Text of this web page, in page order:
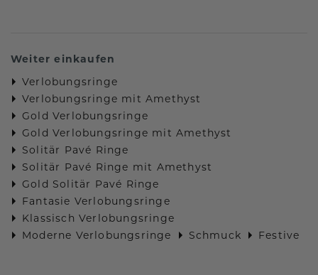
Weiter einkaufen
Verlobungsringe
Verlobungsringe mit Amethyst
Gold Verlobungsringe
Gold Verlobungsringe mit Amethyst
Solitär Pavé Ringe
Solitär Pavé Ringe mit Amethyst
Gold Solitär Pavé Ringe
Fantasie Verlobungsringe
Klassisch Verlobungsringe
Moderne Verlobungsringe
Schmuck Festive